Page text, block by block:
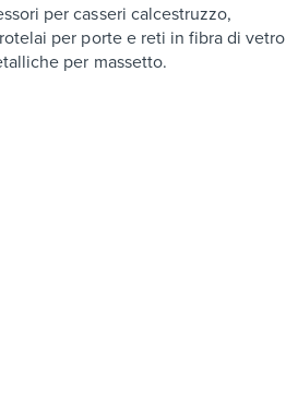
per casseri calcestruzzo,
per porte e reti in fibra di vetro
per massetto.